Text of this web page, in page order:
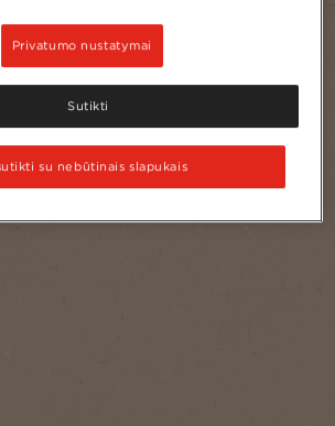
Privatumo nustatymai
su nebūtinais slapukais
Sutikti